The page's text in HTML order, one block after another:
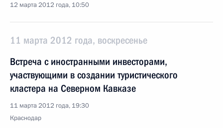
12 марта 2012 года, 10:50
11 марта 2012 года, воскресенье
Встреча с иностранными инвесторами,
участвующими в создании туристического
кластера на Северном Кавказе
11 марта 2012 года, 19:30
Краснодар